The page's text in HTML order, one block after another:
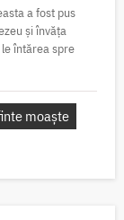
a fost pus
și învăța
întărea spre
moaște